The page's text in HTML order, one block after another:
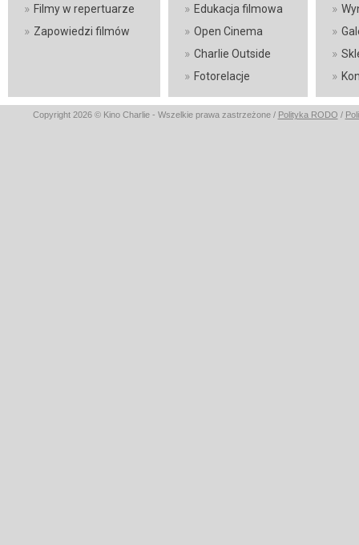
» Filmy w repertuarze
» Zapowiedzi filmów
» Edukacja filmowa
» Open Cinema
» Charlie Outside
» Fotorelacje
»
»
»
»
Copyright 2026 © Kino Charlie - Wszelkie prawa zastrzeżone / Polityka RODO /